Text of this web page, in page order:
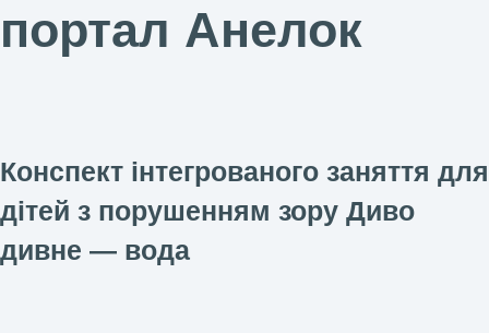
портал Анелок
Конспект інтегрованого заняття для
дітей з порушенням зору Диво
дивне — вода